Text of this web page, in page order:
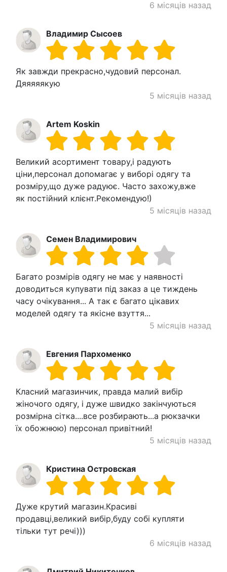
6 місяців назад
Владимир Сысоев
Як завжди прекрасно,чудовий персонал.
Дяяяяякую
5 місяців назад
Artem Koskin
Великий асортимент товару,і радують
ціни,персонал допомагає у виборі одягу та
розміру,що дуже радуює. Часто захожу,вже
як постійний клієнт.Рекомендую!)
5 місяців назад
Семен Владимирович
Багато розмірів одягу не має у наявності
доводиться купувати під заказ а це тиждень
часу очікування... А так є багато цікавих
моделей одягу та якісне взуття...
5 місяців назад
Евгения Пархоменко
Класний магазинчик, правда малий вибір
жіночого одягу, і дуже швидко закінчуються
розмірна сітка....все розбирають...а рюкзачки
їх обожнюю) персонал привітний!
5 місяців назад
Кристина Островская
Дуже крутий магазин.Красиві
продавці,великий вибір,буду собі купляти
тільки тут речі)))
6 місяців назад